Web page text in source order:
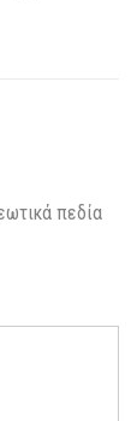
πεδία